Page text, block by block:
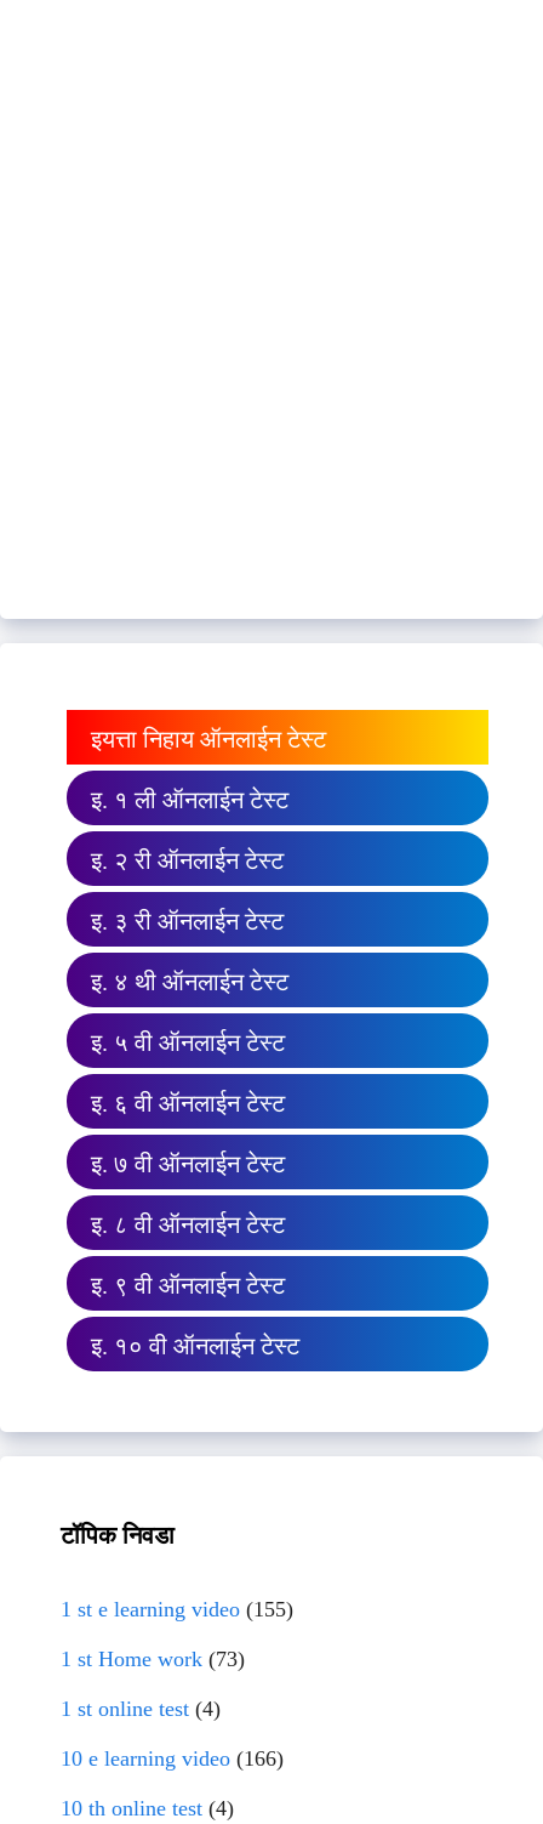
इयत्ता निहाय ऑनलाईन टेस्ट
इ. १ ली ऑनलाईन टेस्ट
इ. २ री ऑनलाईन टेस्ट
इ. ३ री ऑनलाईन टेस्ट
इ. ४ थी ऑनलाईन टेस्ट
इ. ५ वी ऑनलाईन टेस्ट
इ. ६ वी ऑनलाईन टेस्ट
इ. ७ वी ऑनलाईन टेस्ट
इ. ८ वी ऑनलाईन टेस्ट
इ. ९ वी ऑनलाईन टेस्ट
इ. १० वी ऑनलाईन टेस्ट
टॉपिक निवडा
1 st e learning video (155)
1 st Home work (73)
1 st online test (4)
10 e learning video (166)
10 th online test (4)